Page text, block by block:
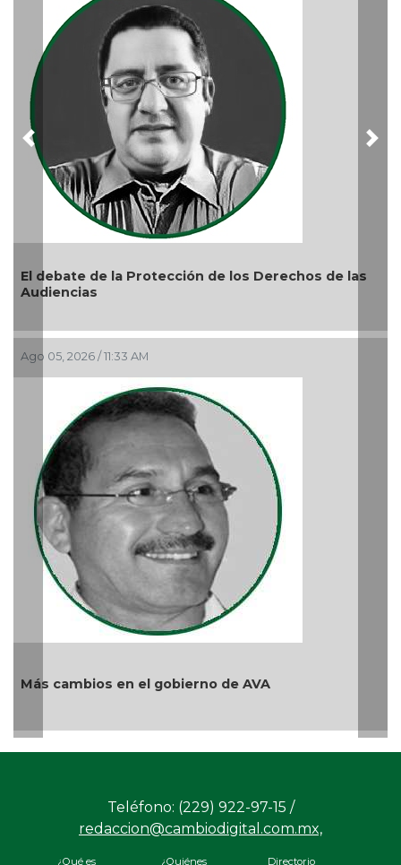
El debate de la Protección de los Derechos de las
Audiencias
Ago 05, 2026 / 11:33 AM
Más cambios en el gobierno de AVA